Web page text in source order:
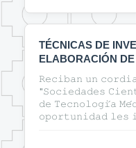
TÉCNICAS DE
ELABORACIÓN
EN EL ÁREA DE LA
𝚁𝚎𝚌𝚒𝚋𝚊𝚗 𝚞𝚗
"𝚂𝚘𝚌𝚒𝚎𝚍𝚊𝚍𝚎𝚜
𝚍𝚎 𝚃𝚎𝚌𝚗𝚘𝚕𝚘𝚐𝚒́𝚊
𝚘𝚙𝚘𝚛𝚝𝚞𝚗𝚒𝚍𝚊𝚍 𝚕𝚎𝚜
ᴇʟᴀʙᴏʀᴀᴄɪᴏ́ɴ ᴅᴇ